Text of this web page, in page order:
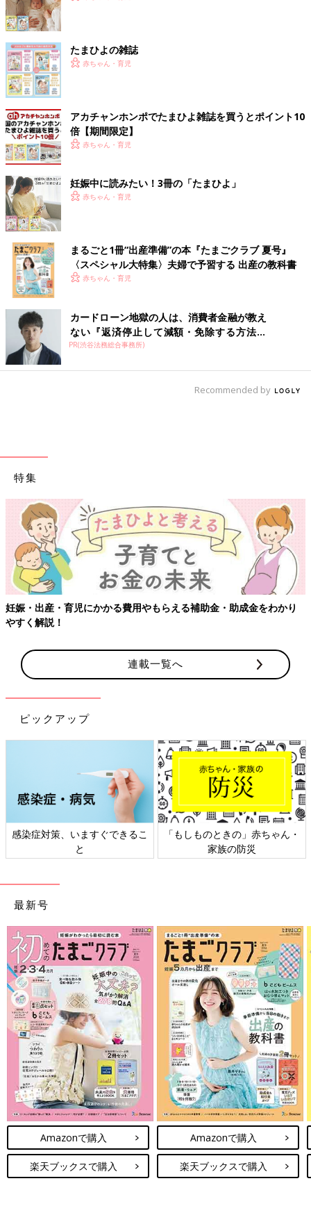
たまひよの雑誌
赤ちゃん・育児
アカチャンホンポでたまひよ雑誌を買うとポイント10
倍【期間限定】
赤ちゃん・育児
妊娠中に読みたい！3冊の「たまひよ」
赤ちゃん・育児
まるごと1冊“出産準備”の本『たまごクラブ 夏号』
〈スペシャル大特集〉夫婦で予習する 出産の教科書
赤ちゃん・育児
カードローン地獄の人は、消費者金融が教え
ない『返済停止して減額・免除する方法』
で...
PR(渋谷法務総合事務所)
Recommended by
特集
妊娠・出産・育児にかかる費用やもらえる補助金・助成金をわかり
やすく解説！
連載一覧へ
ピックアップ
感染症対策、いますぐできるこ
と
「もしものときの」赤ちゃん・
家族の防災
最新号
Amazonで購入
楽天ブックスで購入
Amazonで購入
楽天ブックスで購入